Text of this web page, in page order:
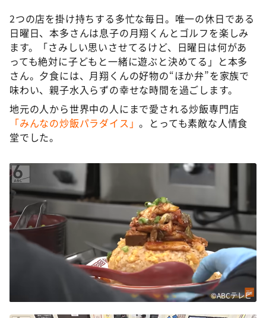
2つの店を掛け持ちする多忙な毎日。唯一の休日である
日曜日、本多さんは息子の月翔くんとゴルフを楽しみ
ます。「さみしい思いさせてるけど、日曜日は何があ
っても絶対に子どもと一緒に遊ぶと決めてる」と本多
さん。夕食には、月翔くんの好物の“ほか弁”を家族で
味わい、親子水入らずの幸せな時間を過ごします。
地元の人から世界中の人にまで愛される炒飯専門店
「みんなの炒飯パラダイス」。とっても素敵な人情食
堂でした。
©ABCテレビ